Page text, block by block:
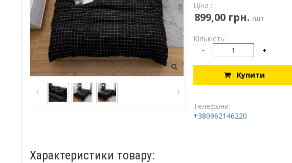
Ціна :
899,00 грн. /шт
Кількість:
- +
Купити
Телефони:
+380962146220
Характеристики товару: